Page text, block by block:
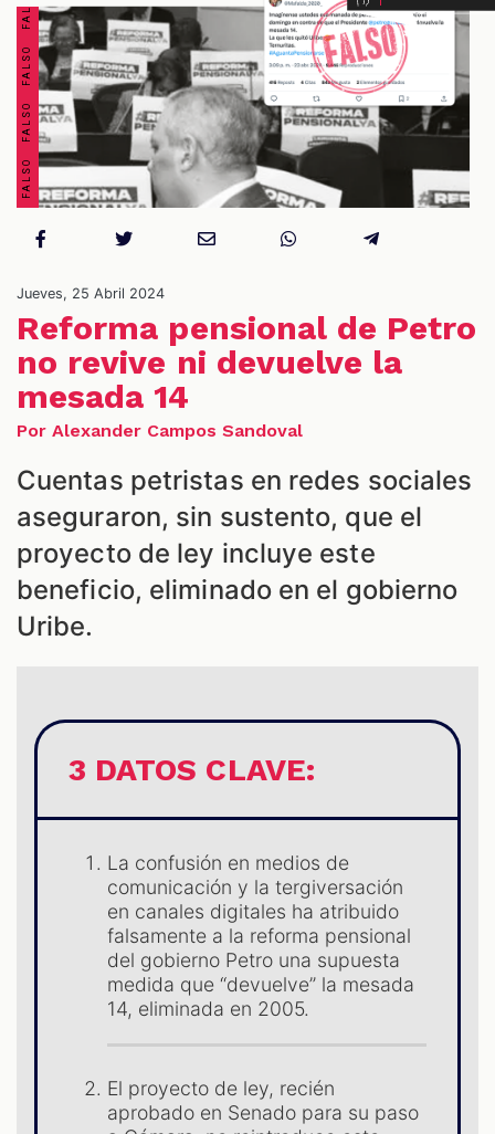
Jueves, 25 Abril 2024
Reforma pensional de Petro
no revive ni devuelve la
mesada 14
Por Alexander Campos Sandoval
Cuentas petristas en redes sociales
aseguraron, sin sustento, que el
proyecto de ley incluye este
beneficio, eliminado en el gobierno
Uribe.
3 DATOS CLAVE:
La confusión en medios de
comunicación y la tergiversación
en canales digitales ha atribuido
falsamente a la reforma pensional
del gobierno Petro una supuesta
medida que “devuelve” la mesada
14, eliminada en 2005.
El proyecto de ley, recién
aprobado en Senado para su paso